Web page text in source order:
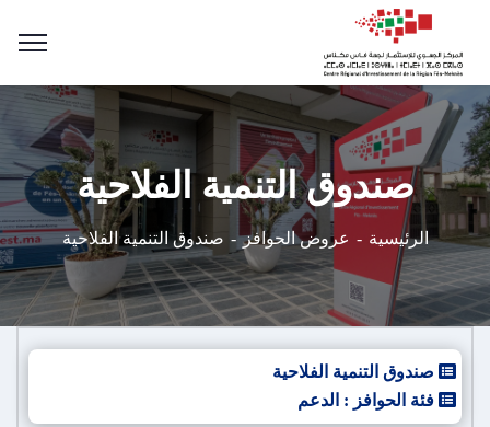
صندوق التنمية الفلاحية
الرئيسية عروض الحوافز صندوق التنمية الفلاحية
صندوق التنمية الفلاحية
فئة الحوافز : الدعم